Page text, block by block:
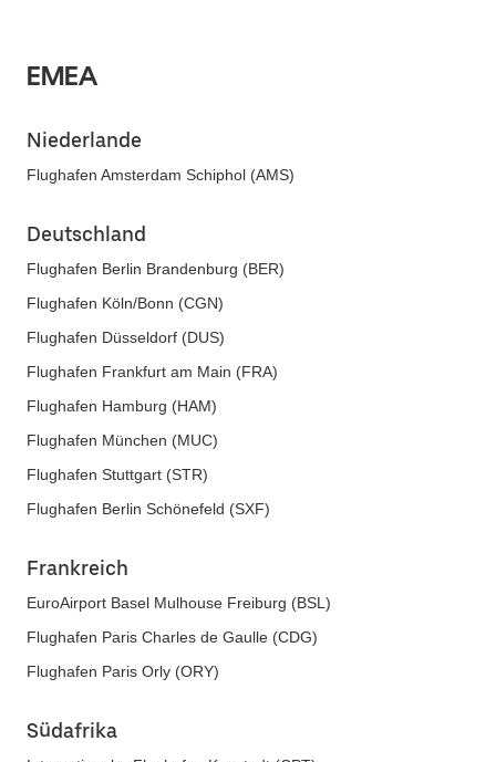
EMEA
Niederlande
Flughafen Amsterdam Schiphol (AMS)
Deutschland
Flughafen Berlin Brandenburg (BER)
Flughafen Köln/Bonn (CGN)
Flughafen Düsseldorf (DUS)
Flughafen Frankfurt am Main (FRA)
Flughafen Hamburg (HAM)
Flughafen München (MUC)
Flughafen Stuttgart (STR)
Flughafen Berlin Schönefeld (SXF)
Frankreich
EuroAirport Basel Mulhouse Freiburg (BSL)
Flughafen Paris Charles de Gaulle (CDG)
Flughafen Paris Orly (ORY)
Südafrika